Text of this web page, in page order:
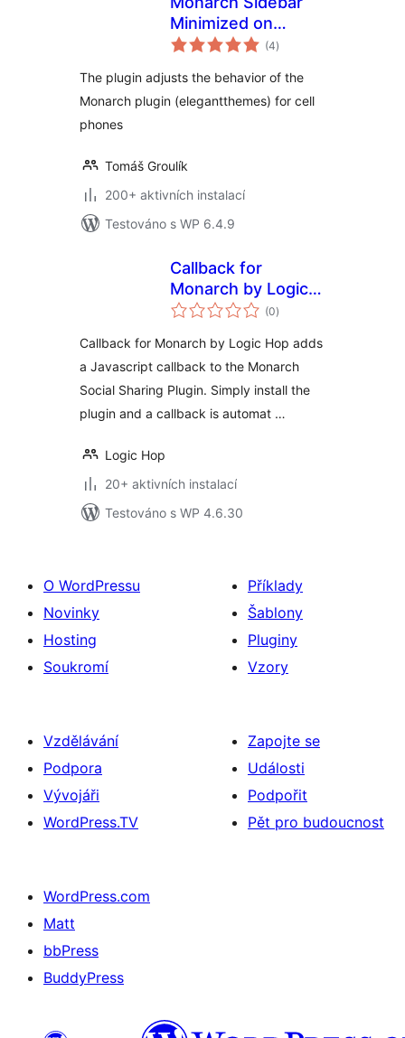
Minimized on
Mobile
(4celkové
hodnocení
)
The plugin adjusts the behavior of the
Monarch plugin (elegantthemes) for cell
phones
Tomáš Groulík
200+ aktivních instalací
Testováno s WP 6.4.9
Callback for
Monarch by Logic
Hop
(0celkové
hodnocení
)
Callback for Monarch by Logic Hop adds
a Javascript callback to the Monarch
Social Sharing Plugin. Simply install the
plugin and a callback is automat …
Logic Hop
20+ aktivních instalací
Testováno s WP 4.6.30
O WordPressu
Novinky
Hosting
Soukromí
Příklady
Šablony
Pluginy
Vzory
Vzdělávání
Podpora
Vývojáři
WordPress.TV
Zapojte se
Události
Podpořit
Pět pro budoucnost
WordPress.com
Matt
bbPress
BuddyPress